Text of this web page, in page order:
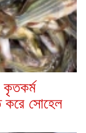
করে সোহেল